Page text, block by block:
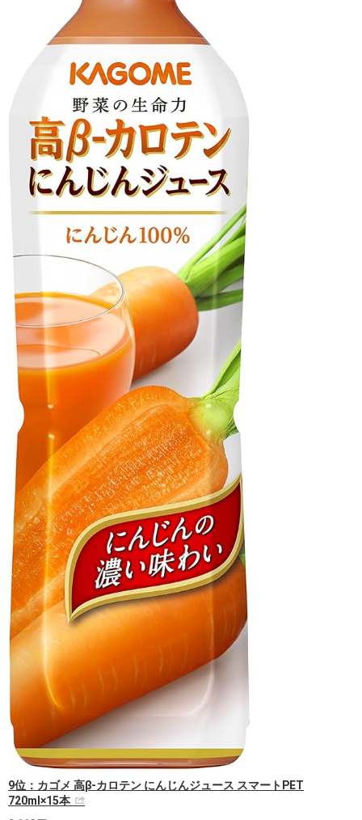
9位：カゴメ 高β-カロテン にんじんジュース スマートPET
720ml×15本